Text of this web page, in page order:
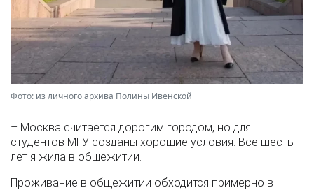
Фото: из личного архива Полины Ивенской
– Москва считается дорогим городом, но для
студентов МГУ созданы хорошие условия. Все шесть
лет я жила в общежитии.
Проживание в общежитии обходится примерно в